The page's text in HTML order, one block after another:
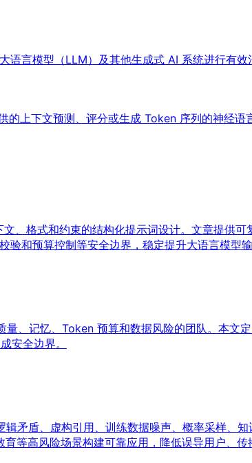
言模型（LLM）及其他生成式 AI 系统进行有效
上下文预测、评分或生成 Token 序列的神经
格式和约束的结构化提示词设计。文章提供可
和预算控制等安全边界，稳定提升大语言模型
、记忆、Token 预算和数据风险的团队。本
安全边界。
矛盾、虚构引用、训练数据噪声、概率采样、
等高风险场景构建可靠应用，降低误导用户、传